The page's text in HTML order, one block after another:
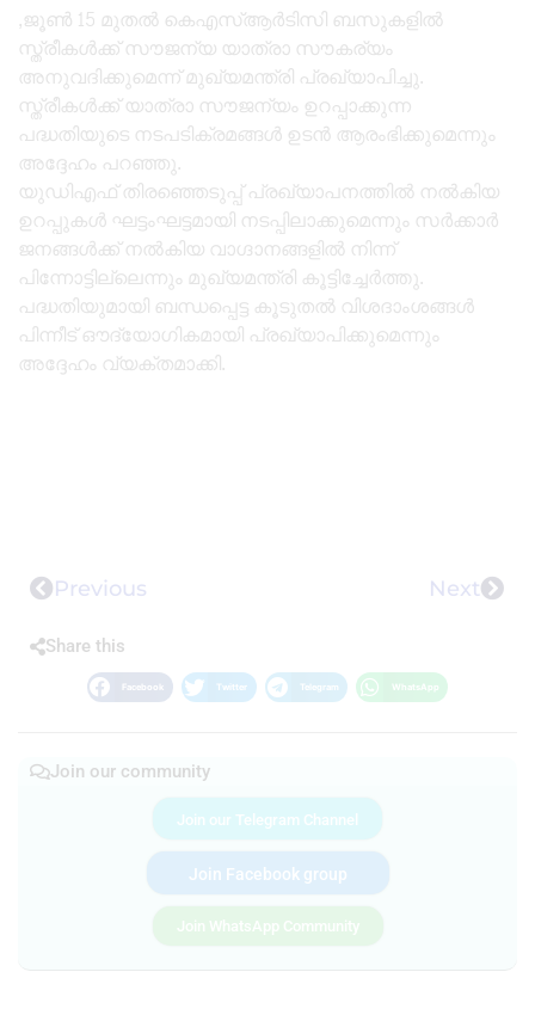
,ജൂൺ 15 മുതൽ കെഎസ്ആർടിസി ബസുകളിൽ
സ്ത്രീകൾക്ക് സൗജന്യ യാത്രാ സൗകര്യം
അനുവദിക്കുമെന്ന് മുഖ്യമന്ത്രി പ്രഖ്യാപിച്ചു.
സ്ത്രീകൾക്ക് യാത്രാ സൗജന്യം ഉറപ്പാക്കുന്ന
പദ്ധതിയുടെ നടപടിക്രമങ്ങൾ ഉടൻ ആരംഭിക്കുമെന്നും
അദ്ദേഹം പറഞ്ഞു.
യുഡിഎഫ് തിരഞ്ഞെടുപ്പ് പ്രഖ്യാപനത്തിൽ നൽകിയ
ഉറപ്പുകൾ ഘട്ടംഘട്ടമായി നടപ്പിലാക്കുമെന്നും സർക്കാർ
ജനങ്ങൾക്ക് നൽകിയ വാഗ്ദാനങ്ങളിൽ നിന്ന്
പിന്നോട്ടില്ലെന്നും മുഖ്യമന്ത്രി കൂട്ടിച്ചേർത്തു.
പദ്ധതിയുമായി ബന്ധപ്പെട്ട കൂടുതൽ വിശദാംശങ്ങൾ
പിന്നീട് ഔദ്യോഗികമായി പ്രഖ്യാപിക്കുമെന്നും
അദ്ദേഹം വ്യക്തമാക്കി.
Previous Next
Share this
Facebook Twitter Telegram WhatsApp
Join our community
Join our Telegram Channel
Join Facebook group
Join WhatsApp Community